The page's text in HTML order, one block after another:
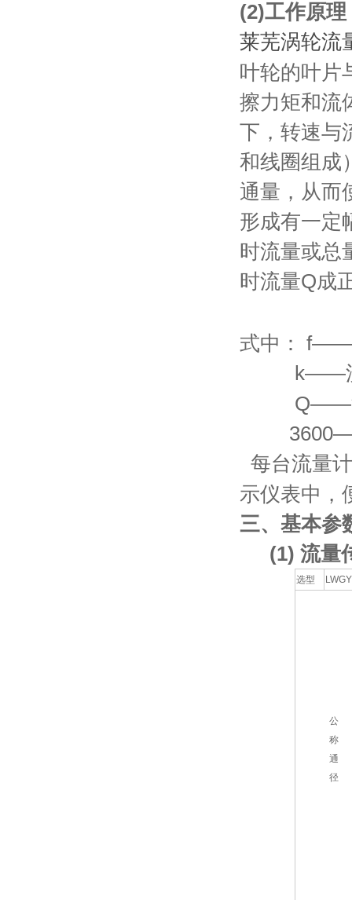
(2)工作原理
莱芜涡轮流
叶轮的叶片
擦力矩和流
下，转速与
和线圈组成
通量，从而
形成有一定
时流量或总
时流量Q成
式中： f——
k——流量
Q——流体
3600——
每台流量
示仪表中，
三、基本参
(1) 流量
选型 LWGY
公
称
通
径